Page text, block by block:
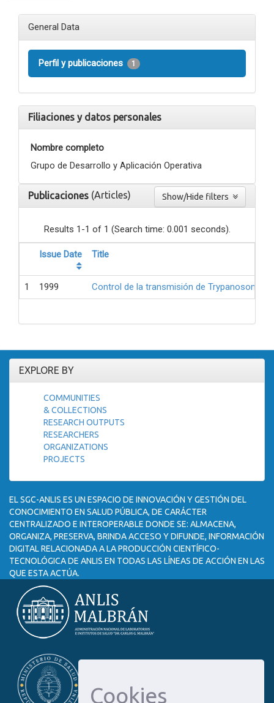
Cookies
General Data
Perfil y publicaciones 1
Filiaciones y datos personales
Nombre completo
Grupo de Desarrollo y Aplicación Operativa
Publicaciones (Articles)
Results 1-1 of 1 (Search time: 0.001 seconds).
Issue Date Title
1 1999 Control de la transmisión de Trypanosoma
EXPLORE BY
COMMUNITIES
& COLLECTIONS
RESEARCH OUTPUTS
RESEARCHERS
ORGANIZATIONS
PROJECTS
EL SGC-ANLIS ES UN ESPACIO DE INNOVACIÓN Y GESTIÓN DEL
CONOCIMIENTO EN SALUD PÚBLICA, DE CARÁCTER
CENTRALIZADO E INTEROPERABLE DONDE SE: ALMACENA,
ORGANIZA, PRESERVA, BRINDA ACCESO Y DIFUNDE, INFORMACIÓN
DIGITAL RELACIONADA A LA PRODUCCIÓN CIENTÍFICO-
TECNOLÓGICA DE ANLIS EN TODAS LAS LÍNEAS DE ACCIÓN EN LAS
QUE ESTA ACTÚA.